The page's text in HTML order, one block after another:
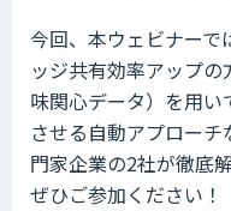
今回、本ウェビナーで
ッジ共有効率アップ
味関心データ）を用
させる自動アプロー
門家企業の2社が徹底
ぜひご参加ください！